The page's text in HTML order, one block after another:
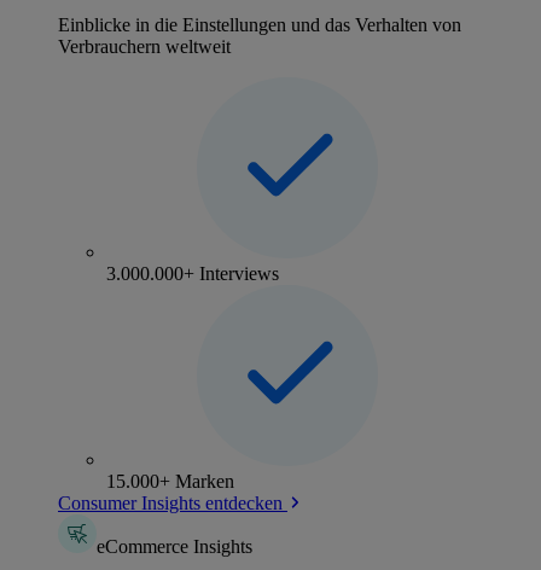
Einblicke in die Einstellungen und das Verhalten von
Verbrauchern weltweit
3.000.000+ Interviews
15.000+ Marken
Consumer Insights entdecken
eCommerce Insights